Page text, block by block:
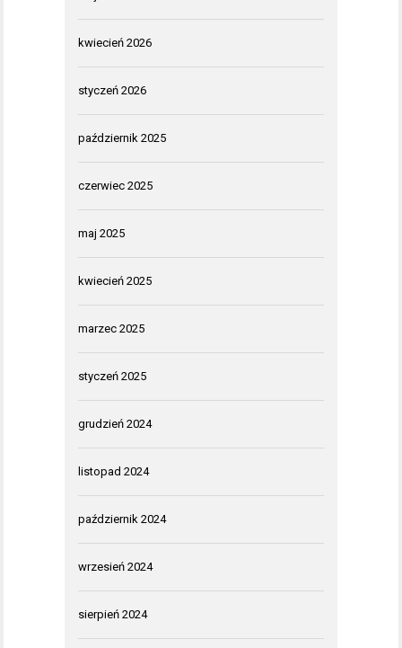
kwiecień 2026
styczeń 2026
październik 2025
czerwiec 2025
maj 2025
kwiecień 2025
marzec 2025
styczeń 2025
grudzień 2024
listopad 2024
październik 2024
wrzesień 2024
sierpień 2024